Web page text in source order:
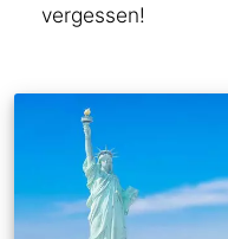
vergessen!